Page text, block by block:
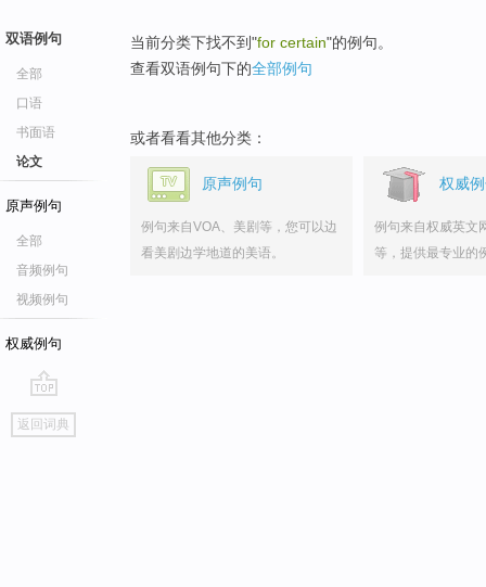
双语例句
全部
口语
书面语
论文
原声例句
全部
音频例句
视频例句
权威例句
go
top
返回词典
当前分类下找不到"for certain"的例句。
查看双语例句下的全部例句
或者看看其他分类：
原声例句
例句来自VOA、美剧等，您可以边
看美剧边学地道的美语。
权威
例句来自权威英文
等，提供最专业的